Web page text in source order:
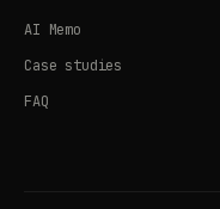
AI Memo
Case studies
FAQ